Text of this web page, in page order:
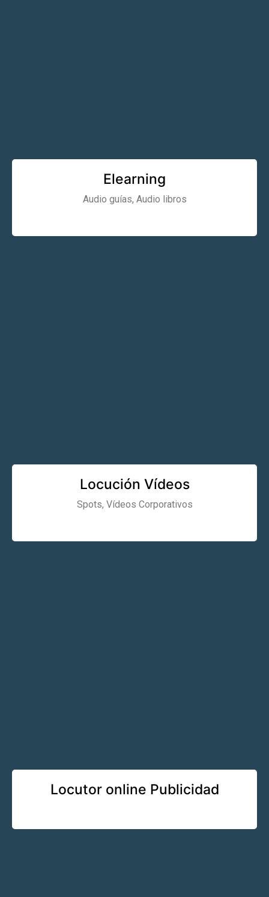
Elearning
Audio guías, Audio libros
Locución Vídeos
Spots, Vídeos Corporativos
Locutor online Publicidad